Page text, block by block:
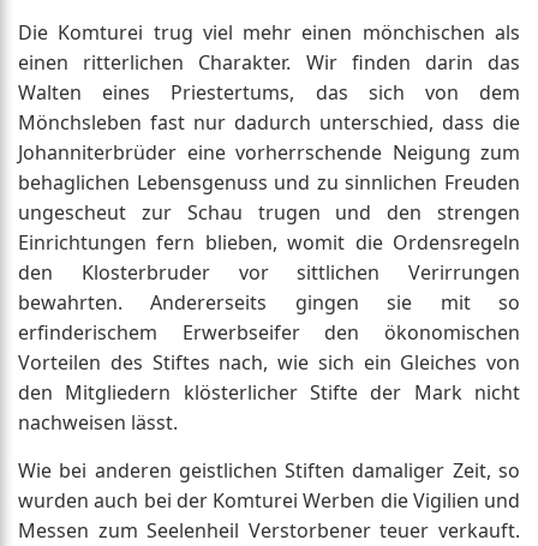
Die Komturei trug viel mehr einen mönchischen als
einen ritterlichen Charakter. Wir finden darin das
Walten eines Priestertums, das sich von dem
Mönchsleben fast nur dadurch unterschied, dass die
Johanniterbrüder eine vorherrschende Neigung zum
behaglichen Lebensgenuss und zu sinnlichen Freuden
ungescheut zur Schau trugen und den strengen
Einrichtungen fern blieben, womit die Ordensregeln
den Klosterbruder vor sittlichen Verirrungen
bewahrten. Andererseits gingen sie mit so
erfinderischem Erwerbseifer den ökonomischen
Vorteilen des Stiftes nach, wie sich ein Gleiches von
den Mitgliedern klösterlicher Stifte der Mark nicht
nachweisen lässt.
Wie bei anderen geistlichen Stiften damaliger Zeit, so
wurden auch bei der Komturei Werben die Vigilien und
Messen zum Seelenheil Verstorbener teuer verkauft.